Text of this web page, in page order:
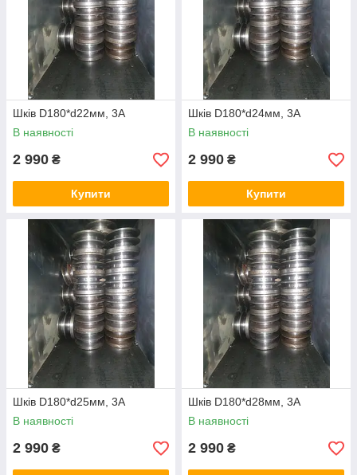
Шків D180*d22мм, 3А
В наявності
2 990 ₴
Купити
Шків D180*d24мм, 3А
В наявності
2 990 ₴
Купити
Шків D180*d25мм, 3А
В наявності
2 990 ₴
Шків D180*d28мм, 3А
В наявності
2 990 ₴